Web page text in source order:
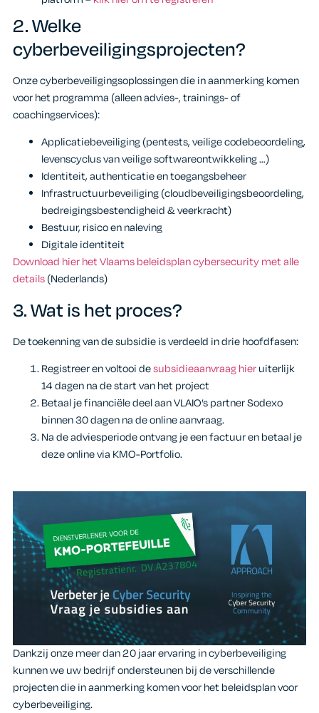
2.Welke
cyberbeveiligingsprojecten?
Onze cyberbeveiligingsoplossingen die in aanmerking komen
voor het programma (alleen advies-, trainings- of
coachingservices):
Applicatiebeveiliging (pentests, veilige codebeoordeling,
levenscyclus van veilige softwareontwikkeling …)
Identiteit, authenticatie en toegangsbeheer
Infrastructuurbeveiliging (cloudbeveiligingsbeoordeling,
bedreigingsbestendigheid & veerkracht)
Bestuur, risico en naleving
Digitale identiteit
Download hier het Vlaams beleidsplan cybersecurity met alle
details(Nederlands)
3.Wat is het proces?
De toekenning van de subsidie is verdeeld in drie hoofdfasen:
Registreer en voltooi desubsidieaanvraag hieruiterlijk
14 dagen na de start van het project
Betaal je financiële deel aan VLAIO’s partner Sodexo
binnen 30 dagen na de online aanvraag.
Na de adviesperiode ontvang je een factuur en betaal je
deze online via KMO-Portfolio.
Dankzij onze meer dan 20 jaar ervaring in cyberbeveiliging
kunnen we uw bedrijf ondersteunen bij de verschillende
projecten die in aanmerking komen voor het beleidsplan voor
cyberbeveiliging.